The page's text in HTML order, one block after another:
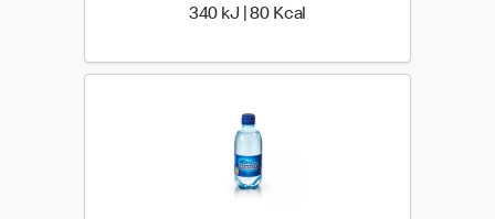
340 kJ | 80 Kcal